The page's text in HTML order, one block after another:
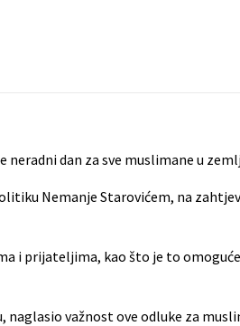
neradni dan za sve muslimane u
Nemanje Starovićem, na
i prijateljima, kao što je to
naglasio važnost ove odluke za